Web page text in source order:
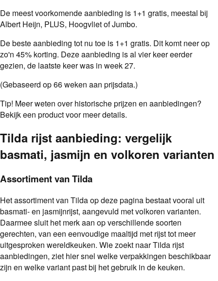
De meest voorkomende aanbieding is 1+1 gratis, meestal bij
Albert Heijn, PLUS, Hoogvliet of Jumbo.
De beste aanbieding tot nu toe is 1+1 gratis. Dit komt neer op
zo'n 45% korting. Deze aanbieding is al vierkeer eerder
gezien, de laatste keer was in week 27.
(Gebaseerd op66weken aan prijsdata.)
Tip! Meer weten over historische prijzen en aanbiedingen?
Bekijk een product voor meer details.
Tilda rijst aanbieding: vergelijk
basmati, jasmijn en volkoren varianten
Assortiment van Tilda
Het assortiment van Tilda op deze pagina bestaat vooral uit
basmati- en jasmijnrijst, aangevuld met volkoren varianten.
Daarmee sluit het merk aan op verschillende soorten
gerechten, van een eenvoudige maaltijd met rijst tot meer
uitgesproken wereldkeuken. Wie zoekt naar Tilda rijst
aanbiedingen, ziet hier snel welke verpakkingen beschikbaar
zijn en welke variant past bij het gebruik in de keuken.